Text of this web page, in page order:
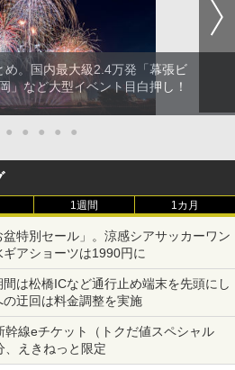
め。国内最大級2.4万発「幕張ビ
」など大型イベント目白押し！
● ● ● ● ●
1週間 1カ月
特別セール」。涼感シアサッカーワン
アショーツは1990円に
は松橋ICなど通行止め端末を先頭にし
迂回は料金調整を実施
幹線eチケット（トクだ値スペシャル
、えきねっと限定